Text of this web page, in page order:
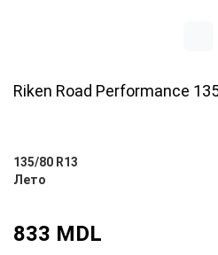
Riken Road Performance
135/80 R13
Лето
833 MDL